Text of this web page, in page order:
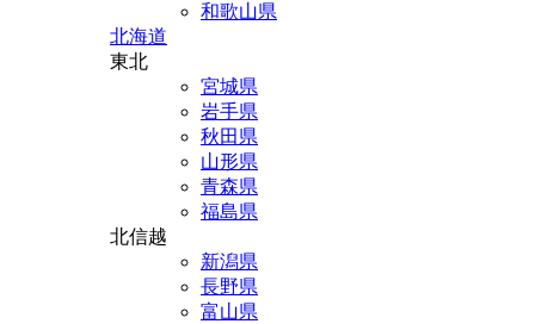
和歌山県
北海道
東北
宮城県
岩手県
秋田県
山形県
青森県
福島県
北信越
新潟県
長野県
富山県